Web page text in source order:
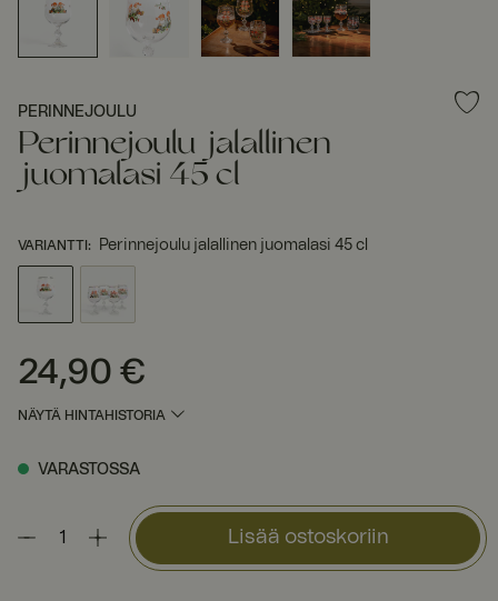
PERINNEJOULU
Perinnejoulu jalallinen
juomalasi 45 cl
VARIANTTI : Perinnejoulu jalallinen juomalasi 45 cl
Hinta :24,90 €
24,90 €
NÄYTÄ HINTAHISTORIA
VARASTOSSA
Lisää ostoskoriin